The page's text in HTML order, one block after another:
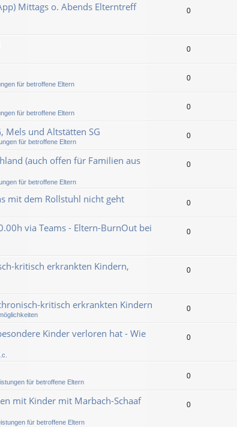
Mittags o. Abends Elterntreff
0
0
für betroffene Eltern
0
für betroffene Eltern
0
Mels und Altstätten SG
für betroffene Eltern
0
(auch offen für Familien aus
für betroffene Eltern
0
mit dem Rollstuhl nicht geht 0
via Teams - Eltern-BurnOut bei
0
kritisch erkrankten Kindern,
0
kritisch erkrankten Kindern 0
Kinder verloren hat - Wie
0
für betroffene Eltern
0
mit Kinder mit Marbach-Schaaf
für betroffene Eltern
0